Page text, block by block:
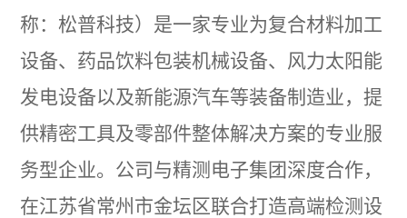
称：松普科技）是一家专业为复合材料加工
设备、药品饮料包装机械设备、风力太阳能
发电设备以及新能源汽车等装备制造业，提
供精密工具及零部件整体解决方案的专业服
务型企业。公司与精测电子集团深度合作，
在江苏省常州市金坛区联合打造高端检测设